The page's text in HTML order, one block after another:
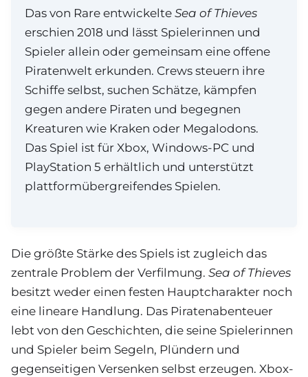
Das von Rare entwickelteSea of Thieves
erschien 2018 und lässt Spielerinnen und
Spieler allein oder gemeinsam eine offene
Piratenwelt erkunden. Crews steuern ihre
Schiffe selbst, suchen Schätze, kämpfen
gegen andere Piraten und begegnen
Kreaturen wie Kraken oder Megalodons.
Das Spiel ist für Xbox, Windows-PC und
PlayStation 5 erhältlich und unterstützt
plattformübergreifendes Spielen.
Die größte Stärke des Spiels ist zugleich das
zentrale Problem der Verfilmung. Sea of Thieves
besitzt weder einen festen Hauptcharakter noch
eine lineare Handlung. Das Piratenabenteuer
lebt von den Geschichten, die seine Spielerinnen
und Spieler beim Segeln, Plündern und
gegenseitigen Versenken selbst erzeugen. Xbox-